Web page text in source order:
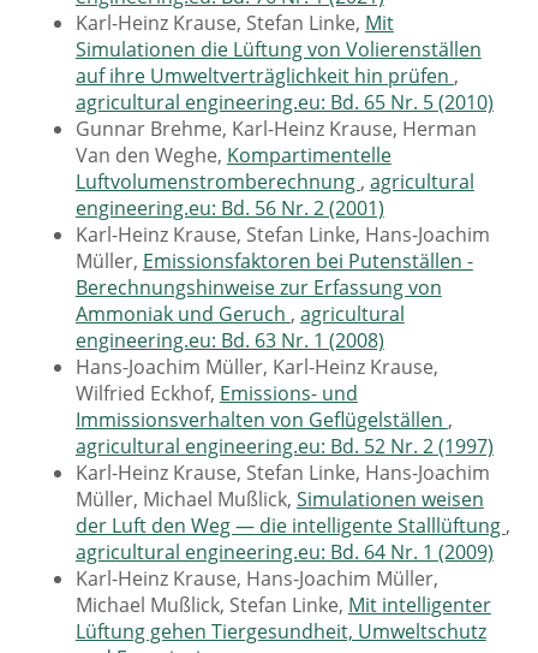
Karl-Heinz Krause, Stefan Linke, Mit
Simulationen die Lüftung von Volierenställen
auf ihre Umweltverträglichkeit hin prüfen ,
agricultural engineering.eu: Bd. 65 Nr. 5 (2010)
Gunnar Brehme, Karl-Heinz Krause, Herman
Van den Weghe, Kompartimentelle
Luftvolumenstromberechnung , agricultural
engineering.eu: Bd. 56 Nr. 2 (2001)
Karl-Heinz Krause, Stefan Linke, Hans-Joachim
Müller, Emissionsfaktoren bei Putenställen -
Berechnungshinweise zur Erfassung von
Ammoniak und Geruch , agricultural
engineering.eu: Bd. 63 Nr. 1 (2008)
Hans-Joachim Müller, Karl-Heinz Krause,
Wilfried Eckhof, Emissions- und
Immissionsverhalten von Geflügelställen ,
agricultural engineering.eu: Bd. 52 Nr. 2 (1997)
Karl-Heinz Krause, Stefan Linke, Hans-Joachim
Müller, Michael Mußlick, Simulationen weisen
der Luft den Weg — die intelligente Stalllüftung ,
agricultural engineering.eu: Bd. 64 Nr. 1 (2009)
Karl-Heinz Krause, Hans-Joachim Müller,
Michael Mußlick, Stefan Linke, Mit intelligenter
Lüftung gehen Tiergesundheit, Umweltschutz